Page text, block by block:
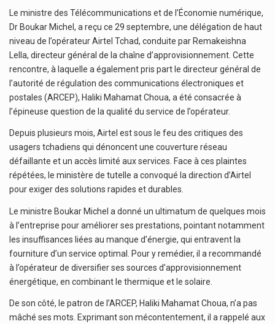
Le ministre des Télécommunications et de l’Économie numérique,
Dr Boukar Michel, a reçu ce 29 septembre, une délégation de haut
niveau de l’opérateur Airtel Tchad, conduite par Remakeishna
Lella, directeur général de la chaîne d’approvisionnement. Cette
rencontre, à laquelle a également pris part le directeur général de
l’autorité de régulation des communications électroniques et
postales (ARCEP), Haliki Mahamat Choua, a été consacrée à
l’épineuse question de la qualité du service de l’opérateur.
Depuis plusieurs mois, Airtel est sous le feu des critiques des
usagers tchadiens qui dénoncent une couverture réseau
défaillante et un accès limité aux services. Face à ces plaintes
répétées, le ministère de tutelle a convoqué la direction d’Airtel
pour exiger des solutions rapides et durables.
Le ministre Boukar Michel a donné un ultimatum de quelques mois
à l’entreprise pour améliorer ses prestations, pointant notamment
les insuffisances liées au manque d’énergie, qui entravent la
fourniture d’un service optimal. Pour y remédier, il a recommandé
à l’opérateur de diversifier ses sources d’approvisionnement
énergétique, en combinant le thermique et le solaire.
De son côté, le patron de l’ARCEP, Haliki Mahamat Choua, n’a pas
mâché ses mots. Exprimant son mécontentement, il a rappelé aux